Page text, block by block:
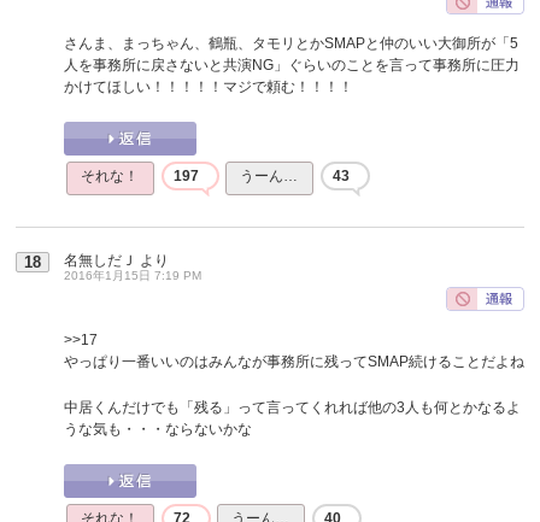
さんま、まっちゃん、鶴瓶、タモリとかSMAPと仲のいい大御所が「5
人を事務所に戻さないと共演NG」ぐらいのことを言って事務所に圧力
かけてほしい！！！！！マジで頼む！！！！
それな！ 197 うーん… 43
18 名無しだＪ より
2016年1月15日 7:19 PM
>>17
やっぱり一番いいのはみんなが事務所に残ってSMAP続けることだよね
中居くんだけでも「残る」って言ってくれれば他の3人も何とかなるよ
うな気も・・・ならないかな
それな！ 72 うーん… 40